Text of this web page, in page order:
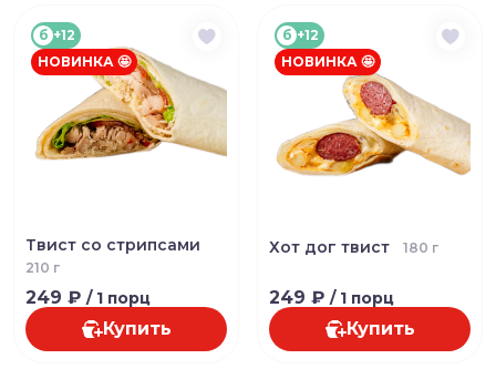
б +12
НОВИНКА 🤩
Твист со стрипсами
210 г
249 ₽ / 1 порц
Купить
б +12
НОВИНКА 🤩
Хот дог твист 180 г
249 ₽ / 1 порц
Купить